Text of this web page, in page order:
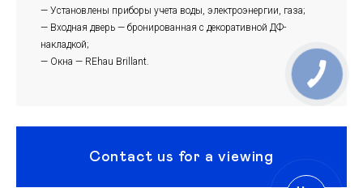
— Установлены приборы учета воды, электроэнергии, газа;
— Входная дверь — бронированная с декоративной ДФ-
накладкой;
— Окна — REhau Brillant.
Contact us for a viewing